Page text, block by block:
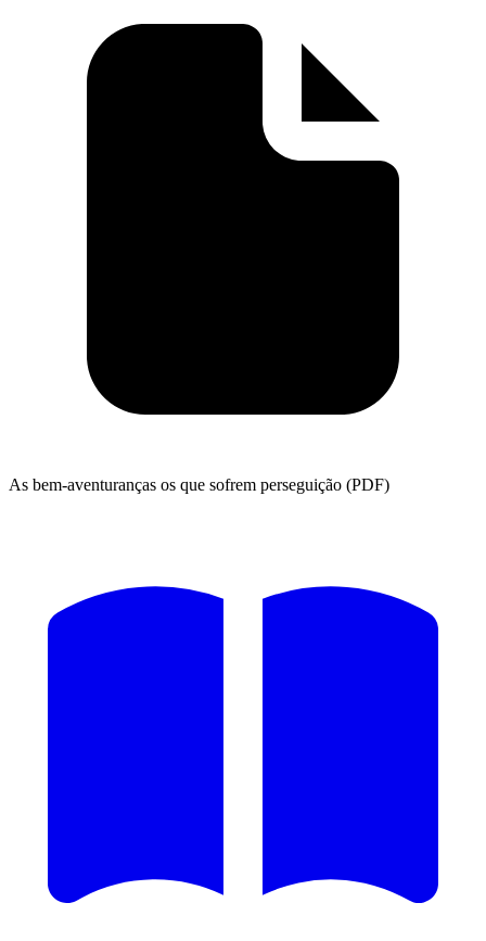
As bem-aventuranças os que sofrem perseguição (PDF)